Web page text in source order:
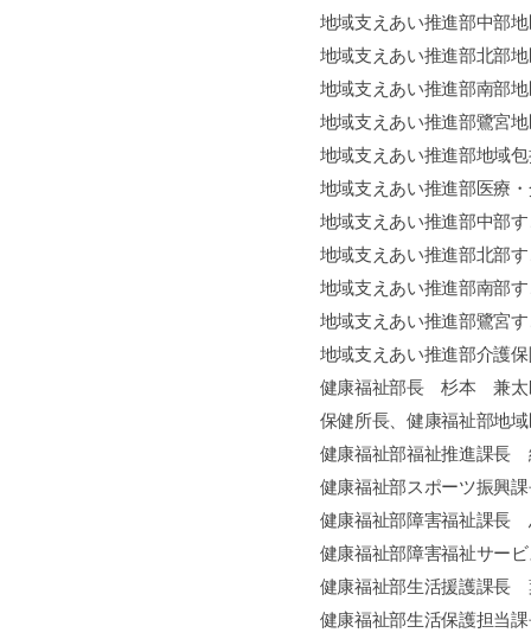
地域支えあい推進部中部
地域支えあい推進部北部
地域支えあい推進部南部
地域支えあい推進部鷺宮
地域支えあい推進部地域
地域支えあい推進部医療
地域支えあい推進部中部
地域支えあい推進部北部
地域支えあい推進部南部
地域支えあい推進部鷺宮
地域支えあい推進部介護
健康福祉部長 杉本 兼太
保健所長、健康福祉部地
健康福祉部福祉推進課
健康福祉部スポーツ振興
健康福祉部障害福祉課
健康福祉部障害福祉サー
健康福祉部生活援護課
健康福祉部生活保護担当